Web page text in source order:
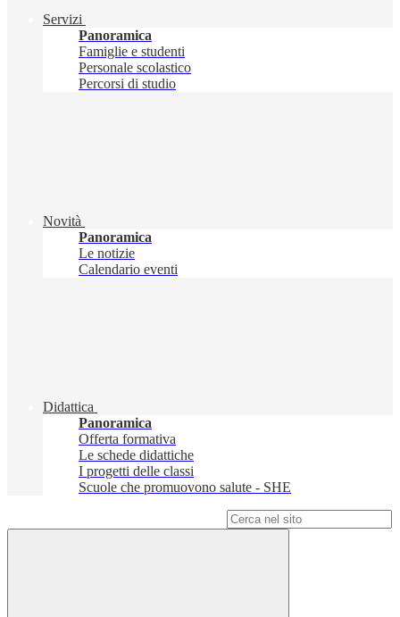
Servizi
Panoramica
Famiglie e studenti
Personale scolastico
Percorsi di studio
Novità
Panoramica
Le notizie
Calendario eventi
Didattica
Panoramica
Offerta formativa
Le schede didattiche
I progetti delle classi
Scuole che promuovono salute - SHE